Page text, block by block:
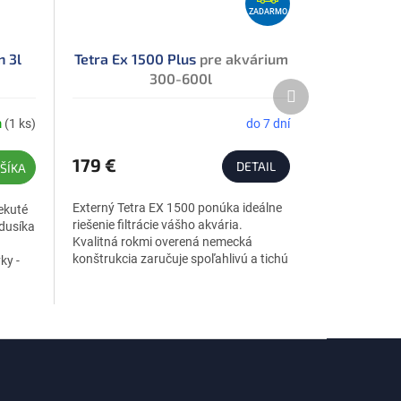
3l
(1 ks)
-
A
A
R
M
O
ZADARMO
Tetra Ex 1500 Plus pre akvárium
300-600l
do 7 dní
179 € DETAIL
Externý Tetra EX 1500 ponúka ideálne
riešenie filtrácie vášho akvária.
Kvalitná rokmi overená nemecká
konštrukcia zaručuje spoľahlivú a tichú
Ďalší
produkt